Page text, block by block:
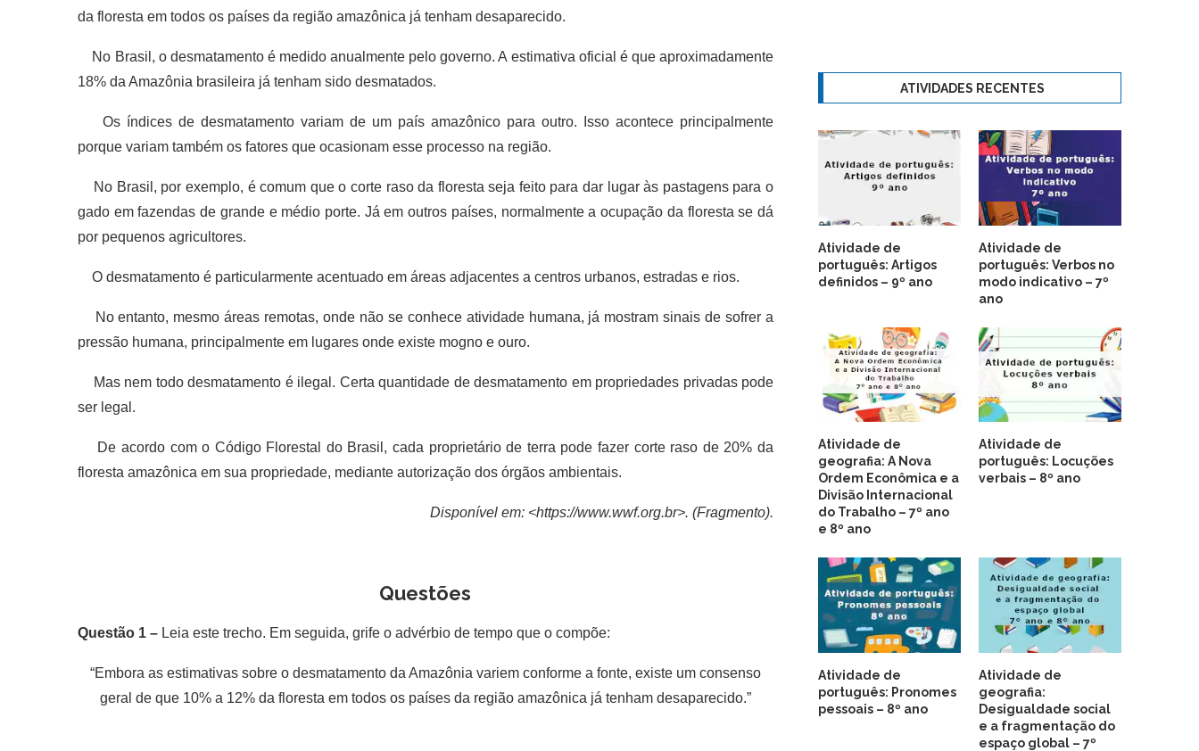
da floresta em todos os países da região amazônica já tenham desaparecido.
No Brasil, o desmatamento é medido anualmente pelo governo. A estimativa oficial é que aproximadamente
18% da Amazônia brasileira já tenham sido desmatados.
Os índices de desmatamento variam de um país amazônico para outro. Isso acontece principalmente
porque variam também os fatores que ocasionam esse processo na região.
No Brasil, por exemplo, é comum que o corte raso da floresta seja feito para dar lugar às pastagens para o
gado em fazendas de grande e médio porte. Já em outros países, normalmente a ocupação da floresta se dá
por pequenos agricultores.
O desmatamento é particularmente acentuado em áreas adjacentes a centros urbanos, estradas e rios.
No entanto, mesmo áreas remotas, onde não se conhece atividade humana, já mostram sinais de sofrer a
pressão humana, principalmente em lugares onde existe mogno e ouro.
Mas nem todo desmatamento é ilegal. Certa quantidade de desmatamento em propriedades privadas pode
ser legal.
De acordo com o Código Florestal do Brasil, cada proprietário de terra pode fazer corte raso de 20% da
floresta amazônica em sua propriedade, mediante autorização dos órgãos ambientais.
Disponível em: <https://www.wwf.org.br>. (Fragmento).
Questões
Questão 1 – Leia este trecho. Em seguida, grife o advérbio de tempo que o compõe:
“Embora as estimativas sobre o desmatamento da Amazônia variem conforme a fonte, existe um consenso
geral de que 10% a 12% da floresta em todos os países da região amazônica já tenham desaparecido.”
ATIVIDADES RECENTES
Atividade de
português: Artigos
definidos – 9º ano
Atividade de
português: Verbos no
modo indicativo – 7º
ano
Atividade de
geografia: A Nova
Ordem Econômica e a
Divisão Internacional
do Trabalho – 7º ano
e 8º ano
Atividade de
português: Locuções
verbais – 8º ano
Atividade de
português: Pronomes
pessoais – 8º ano
Atividade de
geografia:
Desigualdade social
e a fragmentação do
espaço global – 7º